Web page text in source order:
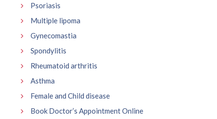
Psoriasis
Multiple lipoma
Gynecomastia
Spondylitis
Rheumatoid arthritis
Asthma
Female and Child disease
Book Doctor’s Appointment Online